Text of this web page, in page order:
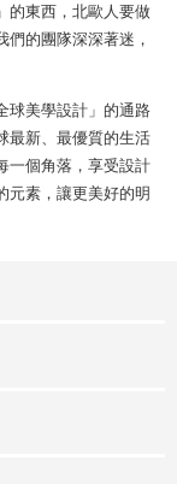
的東西，北歐人要做
的團隊深深著迷，
球美學設計」的通路
最新、最優質的生活
一個角落，享受設計
元素，讓更美好的明